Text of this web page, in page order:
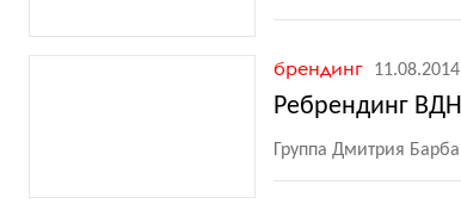
брендинг
Ребрендинг
Группа Дмитрия